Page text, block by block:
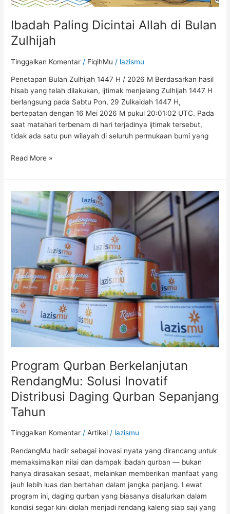
Ibadah Paling Dicintai Allah di Bulan
Zulhijah
Tinggalkan Komentar / FiqihMu / lazismu
Penetapan Bulan Zulhijah 1447 H / 2026 M Berdasarkan hasil
hisab yang telah dilakukan, ijtimak menjelang Zulhijah 1447 H
berlangsung pada Sabtu Pon, 29 Zulkaidah 1447 H,
bertepatan dengan 16 Mei 2026 M pukul 20:01:02 UTC. Pada
saat matahari terbenam di hari terjadinya ijtimak tersebut,
tidak ada satu pun wilayah di seluruh permukaan bumi yang
Read More »
Program Qurban Berkelanjutan
RendangMu: Solusi Inovatif
Distribusi Daging Qurban Sepanjang
Tahun
Tinggalkan Komentar /Artikel / lazismu
RendangMu hadir sebagai inovasi nyata yang dirancang untuk
memaksimalkan nilai dan dampak ibadah qurban — bukan
hanya dirasakan sesaat, melainkan memberikan manfaat yang
jauh lebih luas dan bertahan dalam jangka panjang. Lewat
program ini, daging qurban yang biasanya disalurkan dalam
kondisi segar kini diolah menjadi rendang kaleng siap saji yang
Program
Qurban
Berkelanjutan
RendangMu:
Distribusi
Daging
Qurban
Sepanjang
Tahun